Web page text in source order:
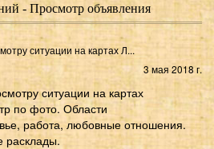
- Просмотр объявления
ситуации на картах Л...
3 мая 2018 г.
ситуации на картах
по фото. Области
работа, любовные отношения.
расклады.